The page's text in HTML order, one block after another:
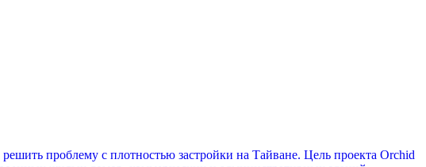
проблему с плотностью застройки на Тайване. Цель проекта Orchid